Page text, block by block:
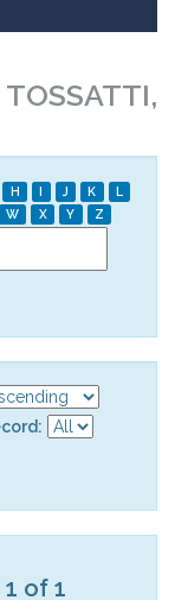
H I J K
L
W X Y Z
of 1